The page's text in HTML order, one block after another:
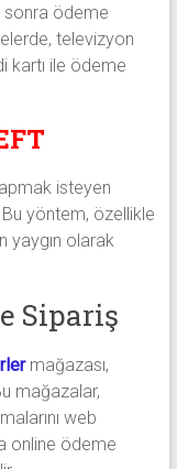
sonra ödeme
televizyon
kartı ile ödeme
isteyen
yöntem, özellikle
yaygın olarak
Sipariş
mağazası,
mağazalar,
web
online ödeme